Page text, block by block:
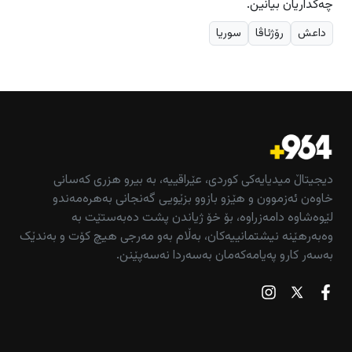
چەكداریان بیانین.
داعش رۆژئاڤا سوریا
دیجیتاڵ میدیایەکی کوردی، عێراقییە، بە بیرو هزری کەسانی
خاوەن ئەزموون و هێزو بازوو بزێویی گەنجانی بەهرەمەندو
لێوەشاوە دامەزراوە، بۆ خۆ ژیاندن پشت دەبەستێت بە
وەبەرهێنە نیشتمانییەکان، بەڵام بەو مەرجی هیچ کۆت و بەندێک
بەسەر کارو پەیامەکەمان بەسەردا نەسەپێنن.